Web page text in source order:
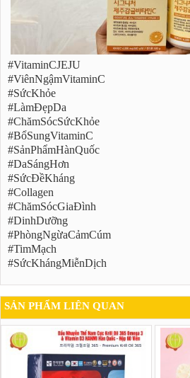
#VitaminCJEJU
#ViênNgậmVitaminC
#SứcKhỏe
#LàmĐẹpDa
#ChămSócSứcKhỏe
#BổSungVitaminC
#SảnPhẩmHànQuốc
#DaSángHơn
#SứcĐềKháng
#Collagen
#ChămSócGiaĐình
#DinhDưỡng
#PhòngNgừaCảmCúm
#TimMạch
#SứcKhángMiễnDịch
SẢN PHẨM LIÊN QUAN